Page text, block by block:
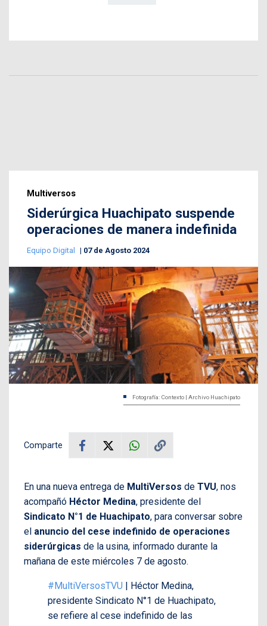
Multiversos
Siderúrgica Huachipato suspende
operaciones de manera indefinida
Equipo Digital 07 de Agosto 2024
Fotografía: Contexto | Archivo Huachipato
Comparte
En una nueva entrega de MultiVersos de TVU, nos
acompañó Héctor Medina, presidente del
Sindicato N°1 de Huachipato, para conversar sobre
el anuncio del cese indefinido de operaciones
siderúrgicas de la usina, informado durante la
mañana de este miércoles 7 de agosto.
#MultiVersosTVU | Héctor Medina,
presidente Sindicato N°1 de Huachipato,
se refiere al cese indefinido de las